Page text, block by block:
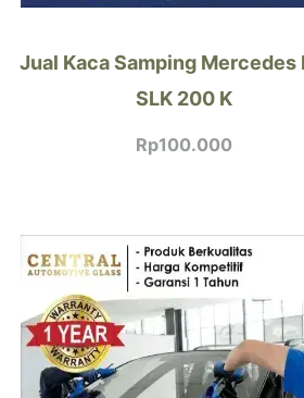
Jual Kaca Samping Mercedes
SLK 200 K
Rp100.000